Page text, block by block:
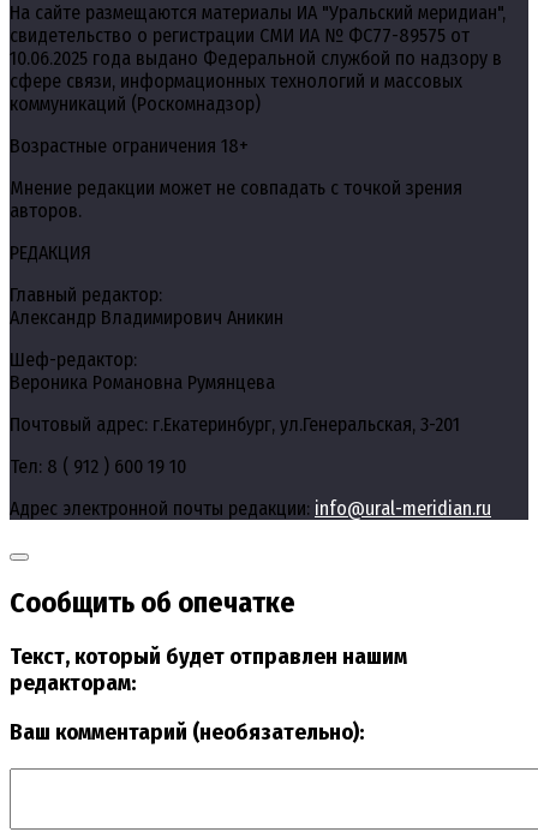
На сайте размещаются материалы ИА "Уральский меридиан",
свидетельство о регистрации СМИ ИА № ФС77-89575 от
10.06.2025 года выдано Федеральной службой по надзору в
сфере связи, информационных технологий и массовых
коммуникаций (Роскомнадзор)
Возрастные ограничения 18+
Мнение редакции может не совпадать с точкой зрения
авторов.
РЕДАКЦИЯ
Главный редактор:
Александр Владимирович Аникин
Шеф-редактор:
Вероника Романовна Румянцева
Почтовый адрес: г.Екатеринбург, ул.Генеральская, 3-201
Тел: 8 ( 912 ) 600 19 10
Адрес электронной почты редакции: info@ural-meridian.ru
Сообщить об опечатке
Текст, который будет отправлен нашим
редакторам:
Ваш комментарий (необязательно):